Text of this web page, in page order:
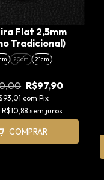
Flat 2,5mm
Tradicional)
20cm 21cm
R$97,90
com Pix
R$10,88 sem juros
COMPRAR